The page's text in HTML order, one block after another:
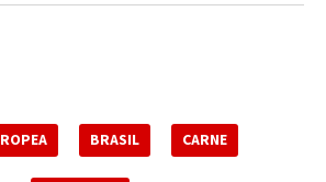
BRASIL CARNE